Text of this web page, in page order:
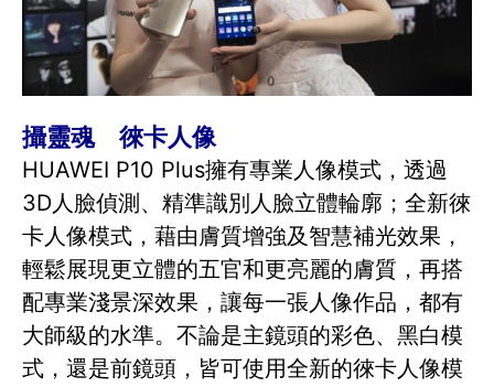
攝靈魂 徠卡人像
HUAWEI P10 Plus擁有專業人像模式，透過
3D人臉偵測、精準識別人臉立體輪廓；全新徠
卡人像模式，藉由膚質增強及智慧補光效果，
輕鬆展現更立體的五官和更亮麗的膚質，再搭
配專業淺景深效果，讓每一張人像作品，都有
大師級的水準。不論是主鏡頭的彩色、黑白模
式，還是前鏡頭，皆可使用全新的徠卡人像模